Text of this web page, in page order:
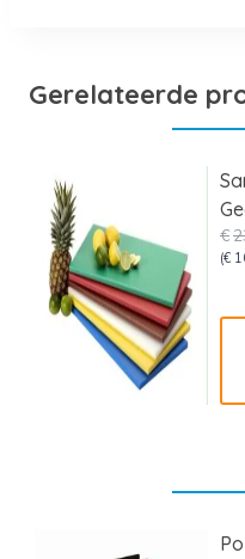
Gerelateerde
€
(€